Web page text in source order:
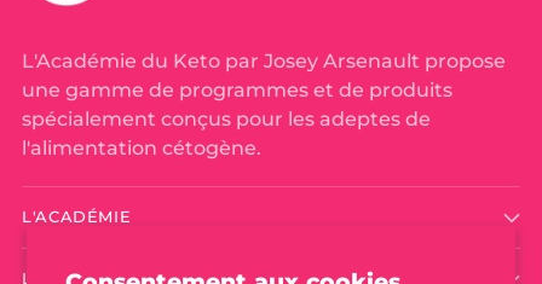
L'Académie du Keto par Josey Arsenault propose
une gamme de programmes et de produits
spécialement conçus pour les adeptes de
l'alimentation cétogène.
L'ACADÉMIE
LIENS UTILES